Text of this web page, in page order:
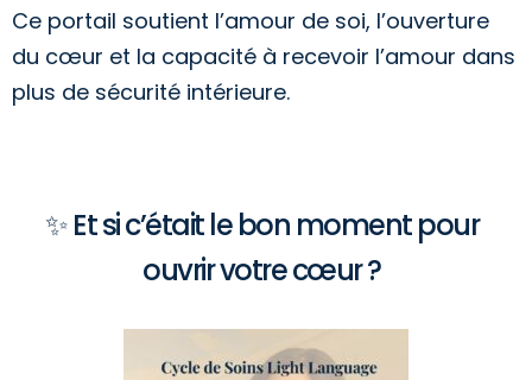
Ce portail soutient l’amour de soi, l’ouverture
du cœur et la capacité à recevoir l’amour dans
plus de sécurité intérieure.
✨ Et si c’était le bon moment pour
ouvrir votre cœur ?